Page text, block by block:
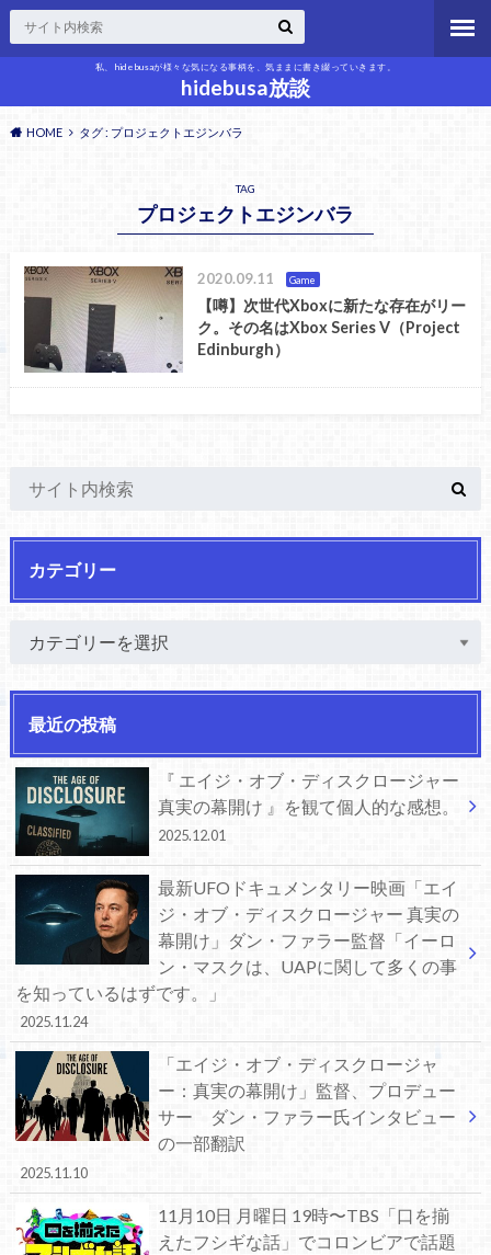
私、hidebusaが様々な気になる事柄を、気ままに書き綴っていきます。
hidebusa放談
HOME タグ : プロジェクトエジンバラ
TAG
プロジェクトエジンバラ
2020.09.11 Game
【噂】次世代Xboxに新たな存在がリー
ク。その名はXbox Series V（Project
Edinburgh）
カテゴリー
最近の投稿
『 エイジ・オブ・ディスクロージャー
真実の幕開け 』を観て個人的な感想。
2025.12.01
最新UFOドキュメンタリー映画「エイ
ジ・オブ・ディスクロージャー 真実の
幕開け」ダン・ファラー監督「イーロ
ン・マスクは、UAPに関して多くの事
を知っているはずです。」
2025.11.24
「エイジ・オブ・ディスクロージャ
ー：真実の幕開け」監督、プロデュー
サー ダン・ファラー氏インタビュー
の一部翻訳
2025.11.10
11月10日 月曜日 19時〜TBS「口を揃
えたフシギな話」でコロンビアで話題